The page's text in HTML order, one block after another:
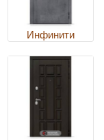
Инфинити